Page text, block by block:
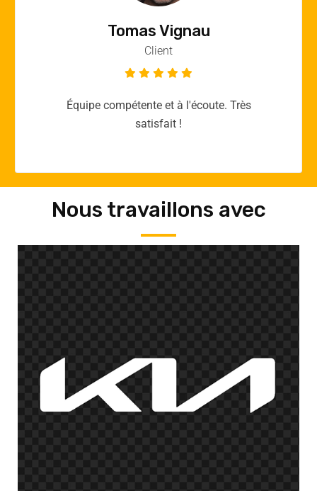
Vincent Quere
Client
Merci yellow365.work pour votre expertise!
Nous travaillons avec